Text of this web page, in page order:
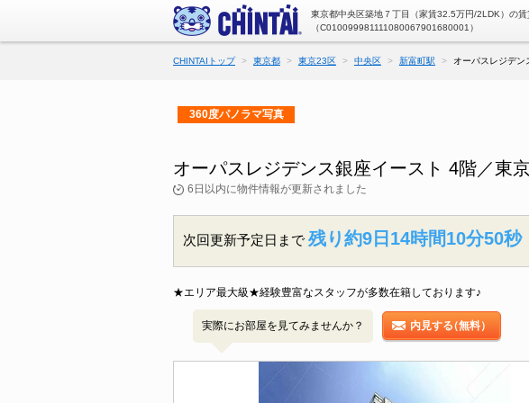
東京都中央区築地７丁目（家賃32.5万円/2LDK）の賃
（C010099981111080067901680001）
CHINTAIトップ 東京都 東京23区 中央区 新富町駅 オーパスレジデ
360度パノラマ写真
オーパスレジデンス銀座イースト 4階／東
6日以内に物件情報が更新されました
次回更新予定日まで 残り約9日14時間10分48秒
★エリア最大級★経験豊富なスタッフが多数在籍しております♪
実際にお部屋を見てみませんか？ 内見する（無料）